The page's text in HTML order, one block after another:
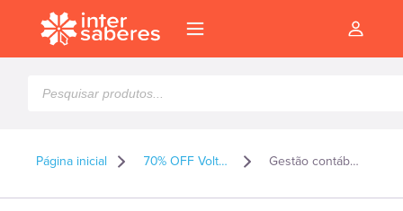
produtos
Página inicial 70% OFF Volta as Aulas 2026 Gestão contábil para contadores e não contadores